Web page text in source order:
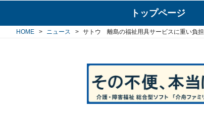
トップページ
HOME ニュース サトウ 離島の福祉用具サービスに重い負担